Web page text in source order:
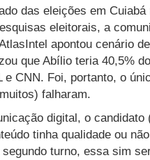
das eleições em
eleitorais, a
apontou cenário
que Abílio teria 40,5%
e CNN. Foi, portanto, o
falharam.
digital, o
tinha qualidade ou
turno, essa sim